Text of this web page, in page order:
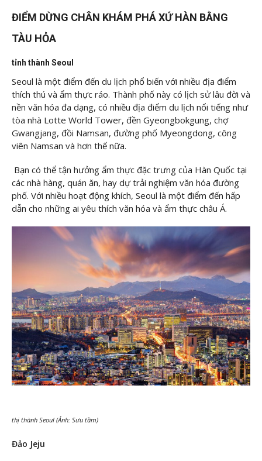
ĐIỂM DỪNG CHÂN KHÁM PHÁ XỨ HÀN BẰNG
TÀU HỎA
tỉnh thành Seoul
Seoul là một điểm đến du lịch phổ biến với nhiều địa điểm
thích thú và ẩm thực ráo. Thành phố này có lịch sử lâu đời và
nền văn hóa đa dạng, có nhiều địa điểm du lịch nổi tiếng như
tòa nhà Lotte World Tower, đền Gyeongbokgung, chợ
Gwangjang, đồi Namsan, đường phố Myeongdong, công
viên Namsan và hơn thế nữa.
Bạn có thể tận hưởng ẩm thực đặc trưng của Hàn Quốc tại
các nhà hàng, quán ăn, hay dự trải nghiệm văn hóa đường
phố. Với nhiều hoạt động khích, Seoul là một điểm đến hấp
dẫn cho những ai yêu thích văn hóa và ẩm thực châu Á.
thị thành Seoul (Ảnh: Sưu tầm)
Đảo Jeju